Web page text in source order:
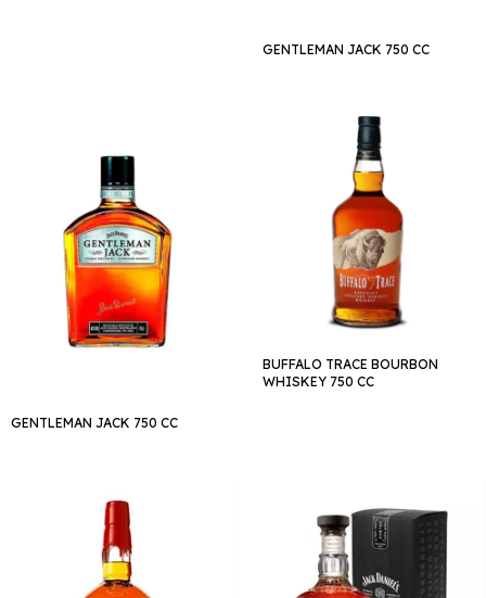
GENTLEMAN JACK 750 CC
GENTLEMAN JACK 750 CC
BUFFALO TRACE BOURBON
WHISKEY 750 CC